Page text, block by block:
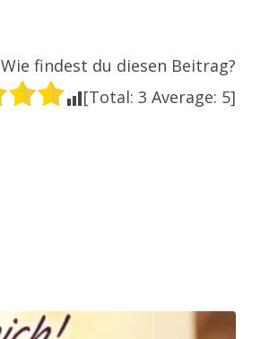
Wie findest du diesen Beitrag?
[Total:3 Average: 5]